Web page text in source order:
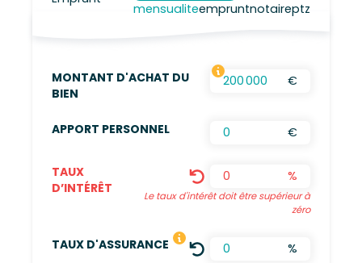
mensualiteempruntnotaireptz
MONTANT D'ACHAT DU
BIEN
€
APPORT PERSONNEL €
TAUX
D’INTÉRÊT
%
Le taux d'intérêt doit être supérieur à
zéro
TAUX D'ASSURANCE LE TAUX DÉFINI EST UNE
%